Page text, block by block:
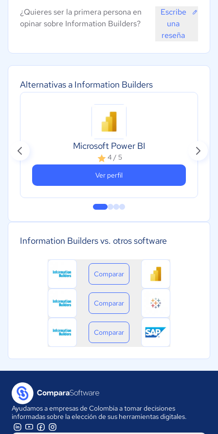
Alternativas a Information Builders
Microsoft Power BI
4 / 5
Ver perfil
Information Builders vs. otros software
Comparar
Comparar
Comparar
¿Quieres ser la primera persona en
opinar sobre Information Builders?
Escribe
una
reseña
Ayudamos a empresas de Colombia a tomar decisiones
informadas sobre la elección de sus herramientas digitales.